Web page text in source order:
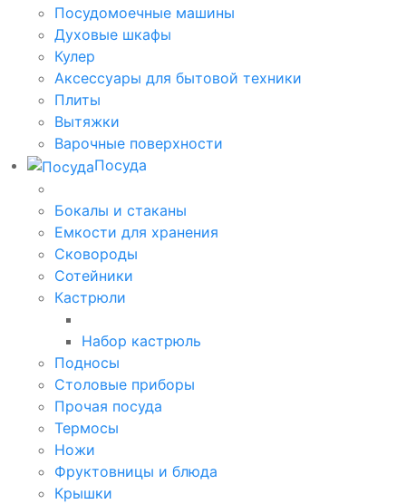
Посудомоечные машины
Духовые шкафы
Кулер
Аксессуары для бытовой техники
Плиты
Вытяжки
Варочные поверхности
Посуда
Бокалы и стаканы
Емкости для хранения
Сковороды
Сотейники
Кастрюли
Набор кастрюль
Подносы
Столовые приборы
Прочая посуда
Термосы
Ножи
Фруктовницы и блюда
Крышки